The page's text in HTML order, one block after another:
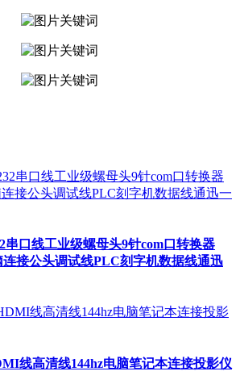
串口线工业级螺母头9针com口转换器
接公头调试线PLC刻字机数据线通迅
线高清线144hz电脑笔记本连接投影仪